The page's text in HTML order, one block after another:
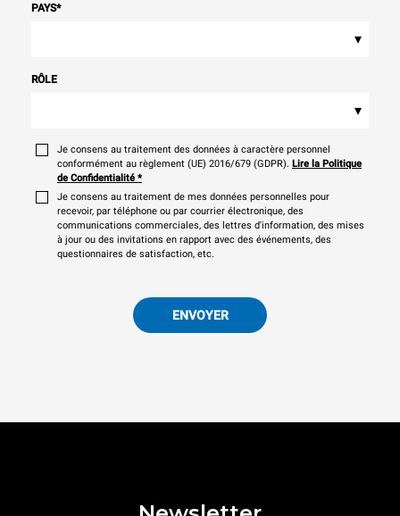
PAYS*
▾
RÔLE
▾
Je consens au traitement des données à caractère personnel
conformément au règlement (UE) 2016/679 (GDPR). Lire la Politique
de Confidentialité *
Je consens au traitement de mes données personnelles pour
recevoir, par téléphone ou par courrier électronique, des
communications commerciales, des lettres d'information, des mises
à jour ou des invitations en rapport avec des événements, des
questionnaires de satisfaction, etc.
ENVOYER